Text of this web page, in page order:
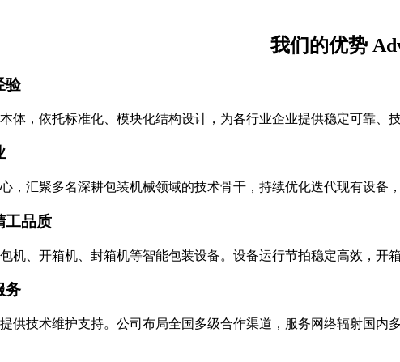
我们的优势
验
体，依托标准化、模块化结构设计，为各行业企业提供稳定可靠、
，汇聚多名深耕包装机械领域的技术骨干，持续优化迭代现有设备
工品质
机、开箱机、封箱机等智能包装设备。设备运行节拍稳定高效，开
务
供技术维护支持。公司布局全国多级合作渠道，服务网络辐射国内